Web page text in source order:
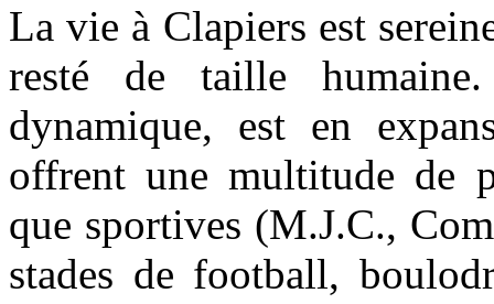
La vie à Clapiers est
resté de taille
dynamique, est en
offrent une multitude de
que sportives (M.J.C.,
stades de football,